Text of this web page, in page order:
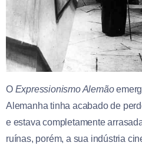
O Expressionismo Alemão
Alemanha tinha acabado de
e estava completamente
ruínas, porém, a sua indústria